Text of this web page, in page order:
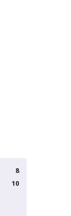
8
10